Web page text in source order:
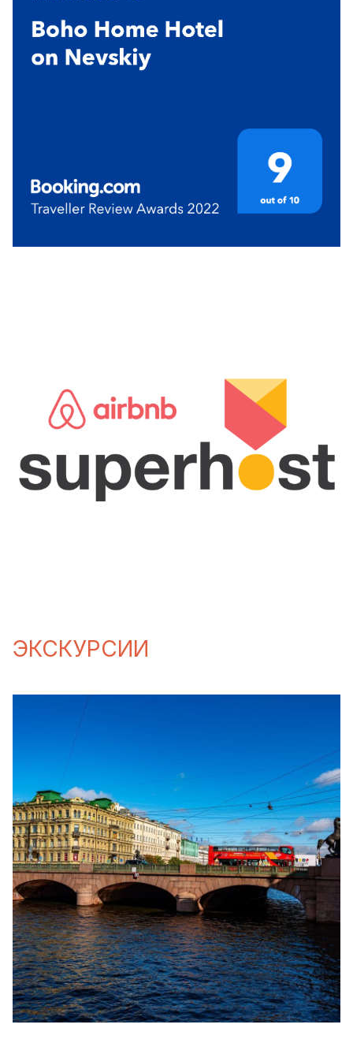
ЭКСКУРСИИ